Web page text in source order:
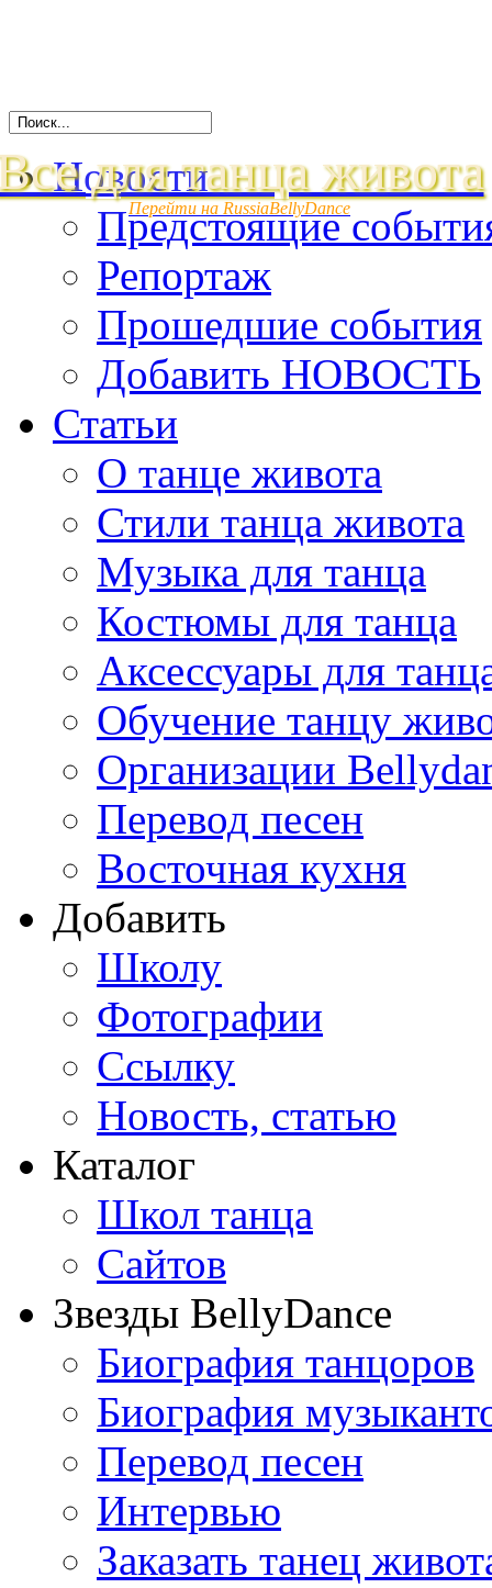
для танца живота
Перейти на RussiaBellyDance
Новости
Предстоящие
Репортаж
Прошедшие события
Добавить НОВОСТЬ
Статьи
О танце живота
Стили танца живота
Музыка для танца
Костюмы для танца
Аксессуары для
Обучение танцу
Организации
Перевод песен
Восточная кухня
Добавить
Школу
Фотографии
Ссылку
Новость, статью
Каталог
Школ танца
Сайтов
Звезды BellyDance
Биография танцоров
Биография
Перевод песен
Интервью
Заказать танец